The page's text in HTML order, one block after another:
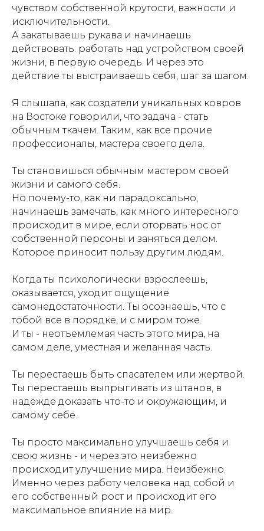
чувством собственной крутости, важности и
исключительности.
А закатываешь рукава и начинаешь
действовать: работать над устройством своей
жизни, в первую очередь. И через это
действие ты выстраиваешь себя, шаг за шагом.
Я слышала, как создатели уникальных ковров
на Востоке говорили, что задача - стать
обычным ткачем. Таким, как все прочие
профессионалы, мастера своего дела.
Ты становишься обычным мастером своей
жизни и самого себя.
Но почему-то, как ни парадоксально,
начинаешь замечать, как много интересного
происходит в мире, если оторвать нос от
собственной персоны и заняться делом.
Которое приносит пользу другим людям.
Когда ты психологически взрослеешь,
оказывается, уходит ощущение
самонедостаточности. Ты осознаешь, что с
тобой все в порядке, и с миром тоже.
И ты - неотъемлемая часть этого мира, на
самом деле, уместная и желанная часть.
Ты перестаешь быть спасателем или жертвой.
Ты перестаешь выпрыгивать из штанов, в
надежде доказать что-то и окружающим, и
самому себе.
Ты просто максимально улучшаешь себя и
свою жизнь - и через это неизбежно
происходит улучшение мира. Неизбежно.
Именно через работу человека над собой и
его собственный рост и происходит его
максимальное влияние на мир.